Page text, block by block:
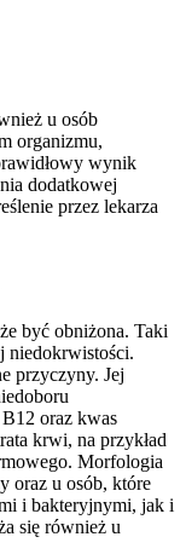
u osób
organizmu,
wynik
dodatkowej
przez lekarza
być obniżona. Taki
niedokrwistości.
przyczyny. Jej
oraz kwas
krwi, na przykład
Morfologia
oraz u osób, które
i bakteryjnymi, jak i
się również u